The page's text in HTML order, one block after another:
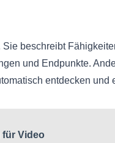
beschreibt
und Endpunkte.
entdecken und
für Video